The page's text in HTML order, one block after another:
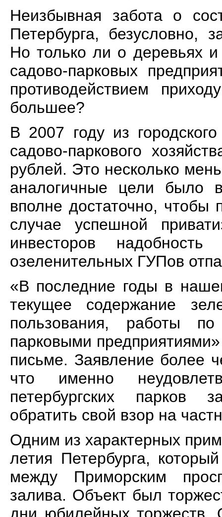
Неизбывная забота о
Петербурга, безусловно,
Но только ли о деревьях и
садово-парковых
противодействием
большее?
В 2007 году из
садово-паркового
рублей. Это несколько
аналогичные цели было
вполне достаточно, чтобы
случае успешной
инвесторов
озеленительных ГУПов
«В последние годы в
текущее содержание
пользования, работы
парковыми
письме. Заявление более
что именно
петербургских парков
обратить свой взор на
Одним из характерных
летия Петербурга,
между Приморским
залива. Объект был